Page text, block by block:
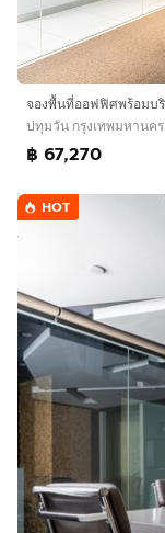
จองพื้นที่ออฟฟิศพร้อมบริ
ปทุมวัน กรุงเทพมหานคร
฿ 67,270
HOT